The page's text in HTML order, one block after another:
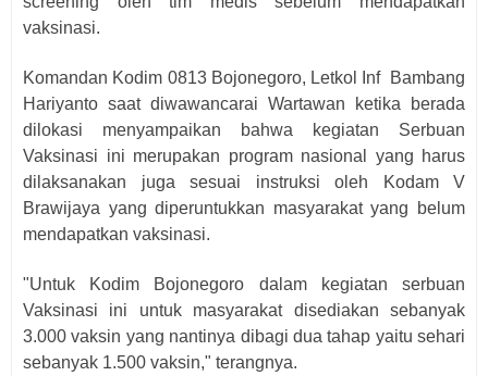
vaksinasi.
Komandan Kodim 0813 Bojonegoro, Letkol Inf
Bambang
Hariyanto saat diwawancarai Wartawan ketika berada
dilokasi menyampaikan bahwa kegiatan Serbuan
Vaksinasi ini merupakan program nasional yang harus
dilaksanakan juga sesuai instruksi oleh Kodam V
Brawijaya yang diperuntukkan masyarakat yang belum
mendapatkan vaksinasi.
"Untuk Kodim Bojonegoro dalam kegiatan serbuan
Vaksinasi ini untuk masyarakat disediakan sebanyak
3.000 vaksin yang nantinya dibagi dua tahap yaitu sehari
sebanyak 1.500 vaksin," terangnya.